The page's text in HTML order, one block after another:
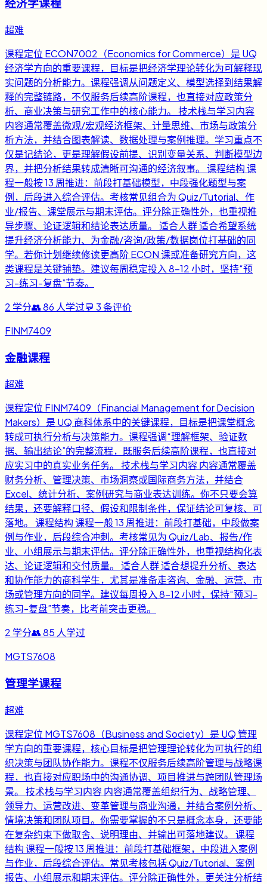
经济学课程
超难
课程定位 ECON7002（Economics for Commerce）是 UQ
经济学方向的重要课程，目标是把经济学理论转化为可解释现
实问题的分析能力。课程强调从问题定义、模型选择到结果解
释的完整链路，不仅服务后续高阶课程，也直接对应政策分
析、商业决策与研究工作中的核心能力。 技术栈与学习内容
内容通常覆盖微观/宏观经济框架、计量思维、市场与政策分
析方法，并结合图表解读、数据处理与案例推理。学习重点不
仅是记结论，更是理解假设前提、识别变量关系、判断模型边
界，并把分析结果转成清晰可沟通的经济叙事。 课程结构 课
程一般按 13 周推进：前段打基础模型，中段强化题型与案
例，后段进入综合评估。考核常见组合为 Quiz/Tutorial、作
业/报告、课堂展示与期末评估。评分除正确性外，也重视推
导步骤、论证逻辑和结论表达质量。 适合人群 适合希望系统
提升经济分析能力、为金融/咨询/政策/数据岗位打基础的同
学。若你计划继续修读更高阶 ECON 课或准备研究方向，这
类课程是关键铺垫。建议每周稳定投入 8-12 小时，坚持“预
习-练习-复盘”节奏。
2 学分👥86 人学过💬 3条评价
FINM7409
金融课程
超难
课程定位 FINM7409（Financial Management for Decision
Makers）是 UQ 商科体系中的关键课程，目标是把课堂概念
转成可执行分析与决策能力。课程强调“理解框架、验证数
据、输出结论”的完整流程，既服务后续高阶课程，也直接对
应实习中的真实业务任务。 技术栈与学习内容 内容通常覆盖
财务分析、管理决策、市场洞察或国际商务方法，并结合
Excel、统计分析、案例研究与商业表达训练。你不只要会算
结果，还要解释口径、假设和限制条件，保证结论可复核、可
落地。 课程结构 课程一般 13 周推进：前段打基础，中段做案
例与作业，后段综合冲刺。考核常见为 Quiz/Lab、报告/作
业、小组展示与期末评估。评分除正确性外，也重视结构化表
达、论证逻辑和交付质量。 适合人群 适合想提升分析、表达
和协作能力的商科学生，尤其是准备走咨询、金融、运营、市
场或管理方向的同学。建议每周投入 8-12 小时，保持“预习-
练习-复盘”节奏，比考前突击更稳。
2 学分👥85 人学过
MGTS7608
管理学课程
超难
课程定位 MGTS7608（Business and Society）是 UQ 管理
学方向的重要课程，核心目标是把管理理论转化为可执行的组
织决策与团队协作能力。课程不仅服务后续高阶管理与战略课
程，也直接对应职场中的沟通协调、项目推进与跨团队管理场
景。 技术栈与学习内容 内容通常覆盖组织行为、战略管理、
领导力、运营改进、变革管理与商业沟通，并结合案例分析、
情境决策和团队项目。你需要掌握的不只是概念本身，还要能
在复杂约束下做取舍、说明理由、并输出可落地建议。 课程
结构 课程一般按 13 周推进：前段打基础框架，中段进入案例
与作业，后段综合评估。常见考核包括 Quiz/Tutorial、案例
报告、小组展示和期末评估。评分除正确性外，更关注分析结